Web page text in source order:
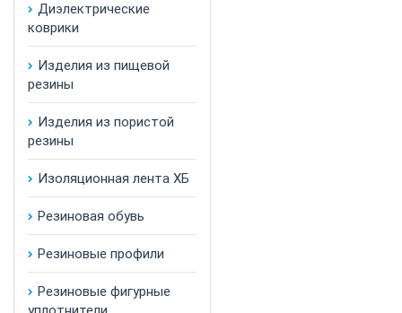
Диэлектрические
коврики
Изделия из пищевой
резины
Изделия из пористой
резины
Изоляционная лента ХБ
Резиновая обувь
Резиновые профили
Резиновые фигурные